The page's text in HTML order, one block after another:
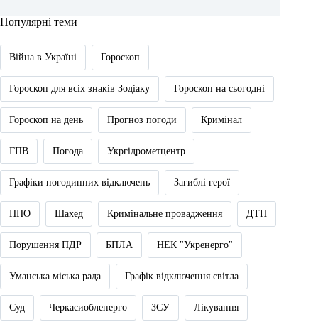
Популярні теми
Війна в Україні Гороскоп
Гороскоп для всіх знаків Зодіаку Гороскоп на сьогодні
Гороскоп на день Прогноз погоди Кримінал
ГПВ Погода Укргідрометцентр
Графіки погодинних відключень Загиблі герої
ППО Шахед Кримінальне провадження ДТП
Порушення ПДР БПЛА НЕК "Укренерго"
Уманська міська рада Графік відключення світла
Суд Черкасиобленерго ЗСУ Лікування